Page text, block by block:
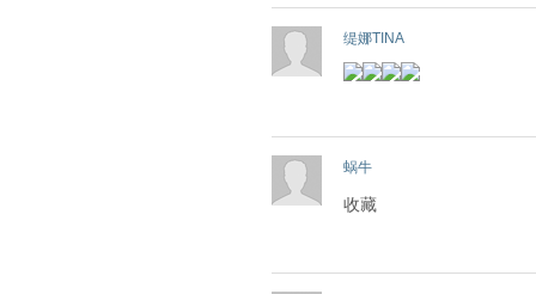
缇娜TINA
蜗牛
收藏